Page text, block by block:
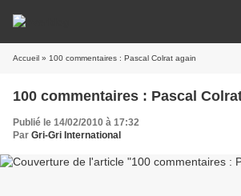
Accueil » 100 commentaires : Pascal Colrat again
100 commentaires : Pascal
Publié le 14/02/2010 à 17:32
Par Gri-Gri International